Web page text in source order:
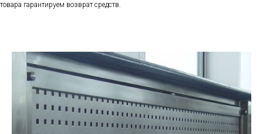
товара гарантируем возврат средств.